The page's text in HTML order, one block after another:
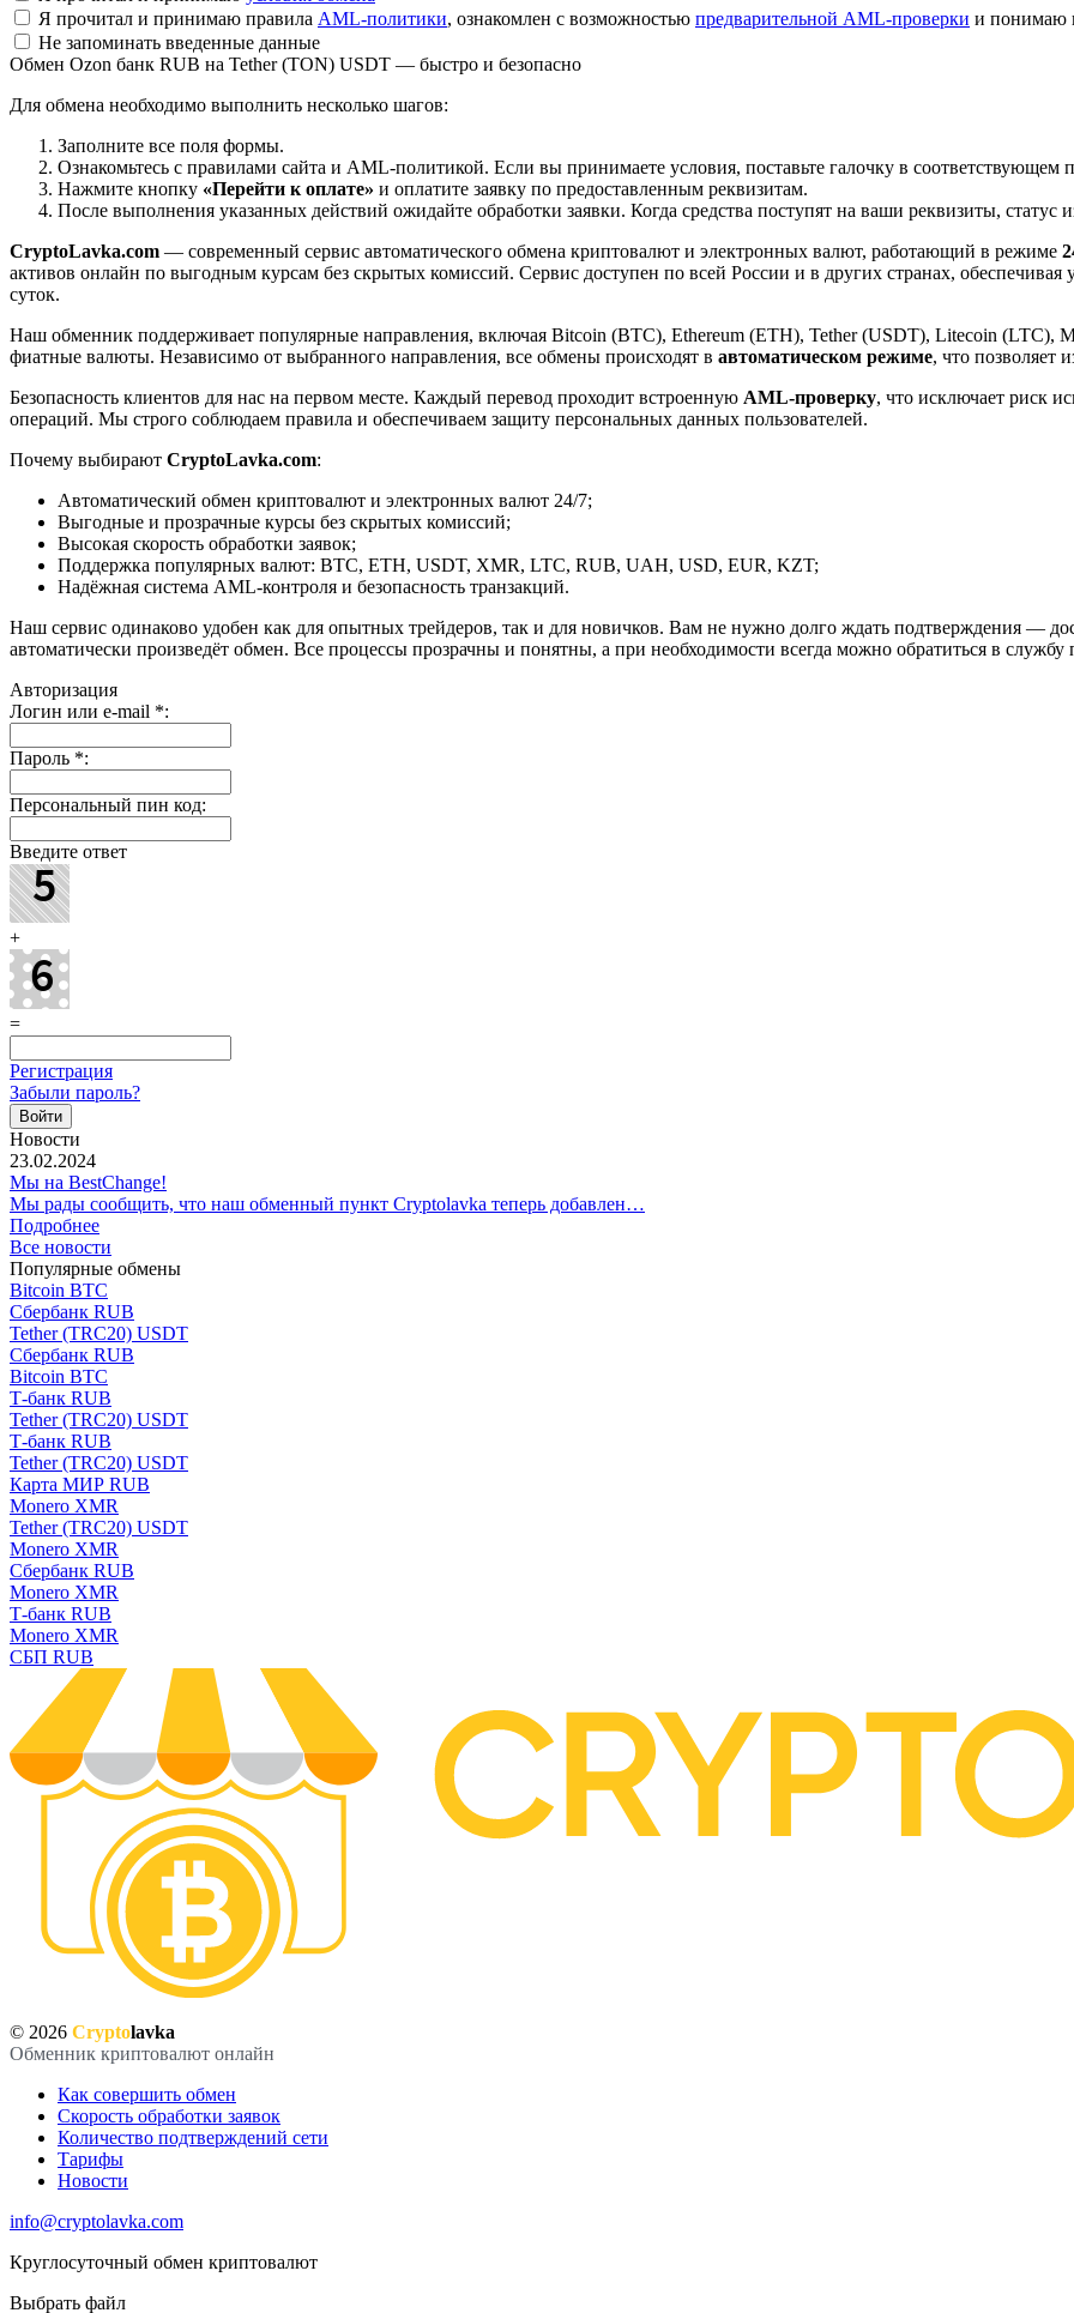
Я прочитал и принимаю правила AML-политики, ознакомлен с возможностью предварительной AML-проверки и понимаю
Не запоминать введенные данные
Обмен Ozon банк RUB на Tether (TON) USDT — быстро и безопасно
Для обмена необходимо выполнить несколько шагов:
Заполните все поля формы.
Ознакомьтесь с правилами сайта и AML-политикой. Если вы принимаете условия, поставьте галочку в соответствующем
Нажмите кнопку «Перейти к оплате» и оплатите заявку по предоставленным реквизитам.
После выполнения указанных действий ожидайте обработки заявки. Когда средства поступят на ваши реквизиты, статус
CryptoLavka.com — современный сервис автоматического обмена криптовалют и электронных валют, работающий в режиме
активов онлайн по выгодным курсам без скрытых комиссий. Сервис доступен по всей России и в других странах,
суток.
Наш обменник поддерживает популярные направления, включая Bitcoin (BTC), Ethereum (ETH), Tether (USDT), Litecoin (LTC),
фиатные валюты. Независимо от выбранного направления, все обмены происходят в автоматическом режиме, что позволяет
Безопасность клиентов для нас на первом месте. Каждый перевод проходит встроенную AML-проверку, что исключает риск
операций. Мы строго соблюдаем правила и обеспечиваем защиту персональных данных пользователей.
Почему выбирают CryptoLavka.com:
Автоматический обмен криптовалют и электронных валют 24/7;
Выгодные и прозрачные курсы без скрытых комиссий;
Высокая скорость обработки заявок;
Поддержка популярных валют: BTC, ETH, USDT, XMR, LTC, RUB, UAH, USD, EUR, KZT;
Надёжная система AML-контроля и безопасность транзакций.
Наш сервис одинаково удобен как для опытных трейдеров, так и для новичков. Вам не нужно долго ждать подтверждения —
автоматически произведёт обмен. Все процессы прозрачны и понятны, а при необходимости всегда можно обратиться в службу
Авторизация
Логин или e-mail *:
Пароль *:
Персональный пин код:
Введите ответ
+
=
Регистрация
Забыли пароль?
Новости
23.02.2024
Мы на BestChange!
Мы рады сообщить, что наш обменный пункт Cryptolavka теперь добавлен…
Подробнее
Все новости
Популярные обмены
Bitcoin BTC
Сбербанк RUB
Tether (TRC20) USDT
Сбербанк RUB
Bitcoin BTC
Т-банк RUB
Tether (TRC20) USDT
Т-банк RUB
Tether (TRC20) USDT
Карта МИР RUB
Monero XMR
Tether (TRC20) USDT
Monero XMR
Сбербанк RUB
Monero XMR
Т-банк RUB
Monero XMR
СБП RUB
© 2026 Cryptolavka
Обменник криптовалют онлайн
Как совершить обмен
Скорость обработки заявок
Количество подтверждений сети
Тарифы
Новости
info@cryptolavka.com
Круглосуточный обмен криптовалют
Выбрать файл